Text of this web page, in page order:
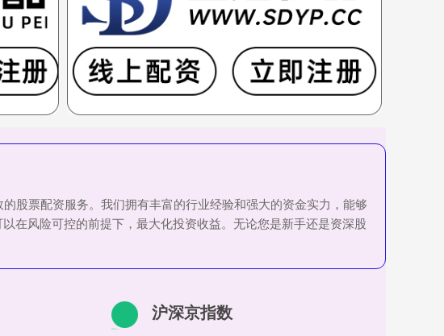
股票配资服务。我们拥有丰富的行业经验和强大的资金实力，能够
在风险可控的前提下，最大化投资收益。无论您是新手还是资深股
沪深京指数